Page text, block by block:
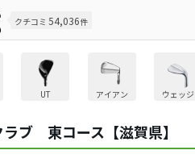
クチコミ 54,036件
UT アイアン ウェッジ
ブ 東コース【滋賀県】